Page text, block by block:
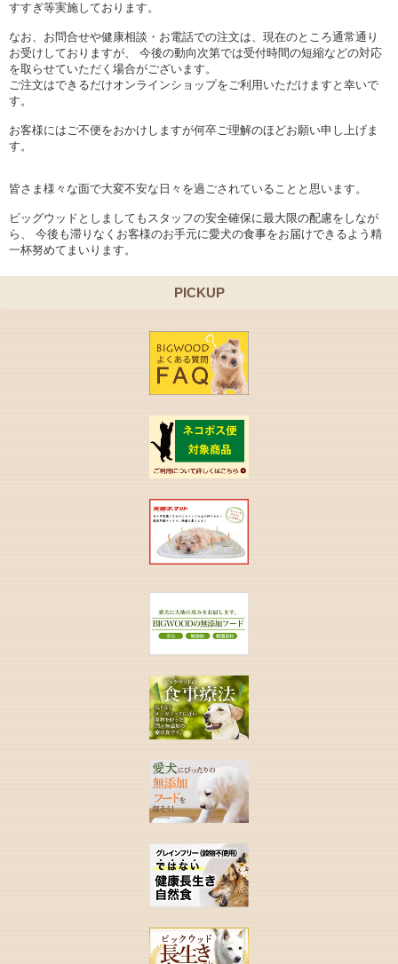
すすぎ等実施しております。
なお、お問合せや健康相談・お電話での注文は、現在のところ通常通り
お受けしておりますが、 今後の動向次第では受付時間の短縮などの対応
を取らせていただく場合がございます。
ご注文はできるだけオンラインショップをご利用いただけますと幸いで
す。
お客様にはご不便をおかけしますが何卒ご理解のほどお願い申し上げま
す。
皆さま様々な面で大変不安な日々を過ごされていることと思います。
ビッグウッドとしましてもスタッフの安全確保に最大限の配慮をしなが
ら、 今後も滞りなくお客様のお手元に愛犬の食事をお届けできるよう精
一杯努めてまいります。
PICKUP